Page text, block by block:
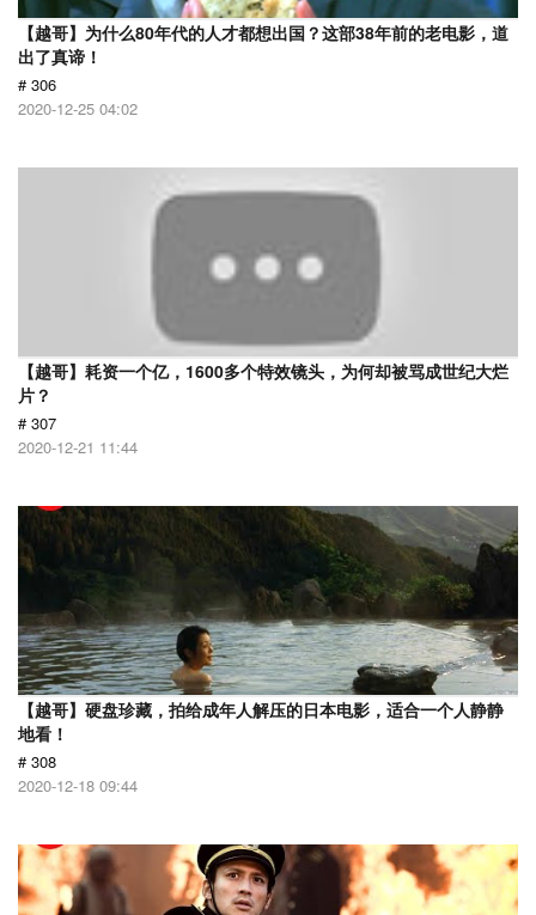
【越哥】为什么80年代的人才都想出国？这部38年前的老电影，道
出了真谛！
# 306
2020-12-25 04:02
【越哥】耗资一个亿，1600多个特效镜头，为何却被骂成世纪大烂
片？
# 307
2020-12-21 11:44
【越哥】硬盘珍藏，拍给成年人解压的日本电影，适合一个人静静
地看！
# 308
2020-12-18 09:44